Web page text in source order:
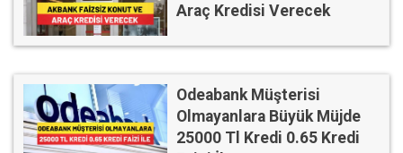
Araç Kredisi Verecek
Odeabank Müşterisi
Olmayanlara Büyük Müjde
25000 Tl Kredi 0.65 Kredi